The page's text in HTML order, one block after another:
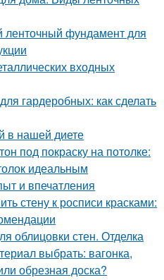
ленточный фундамент для
входных
гардеробных: как сделать
в нашей диете
под покраску на потолке:
идеальным
и впечатления
стену к росписи красками:
облицовки стен. Отделка
выбрать: вагонка,
обрезная доска?